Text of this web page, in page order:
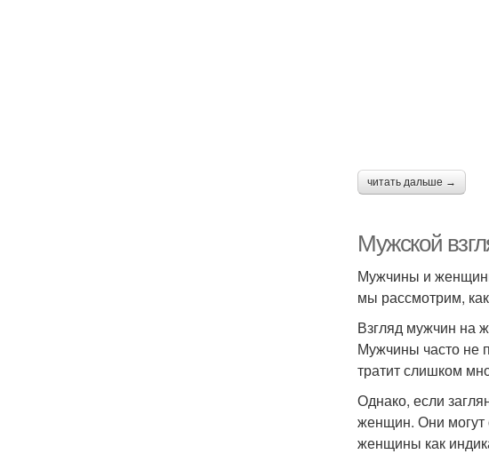
читать дальше →
Мужской
Мужчины и
мы рассмотрим,
Взгляд мужчин на
Мужчины часто не
тратит слишком
Однако, если
женщин. Они могут
женщины как